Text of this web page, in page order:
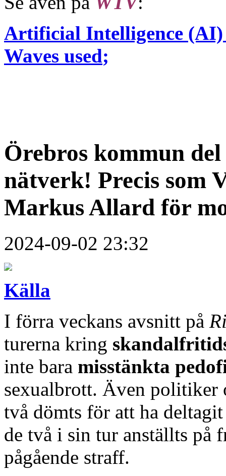
Artificial Intelligence
Waves used;
Örebros kommun
nätverk! Precis som
Markus Allard för
2024-09-02 23:32
Källa
I förra veckans avsnitt på
turerna kring
inte bara misstänkta
sexualbrott. Även politiker
två dömts för att ha
de två i sin tur anställts på
pågående straff.